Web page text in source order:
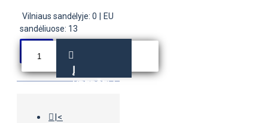
Vilniaus sandėlyje: 0
EU
sandėliuose: 13
Į
KREPŠELĮ
|<